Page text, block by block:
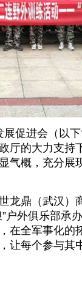
促进会（以下
厅的大力支持
气概，充分展
龙鼎（武汉）
户外俱乐部承
在全军事化的
让每个参与其